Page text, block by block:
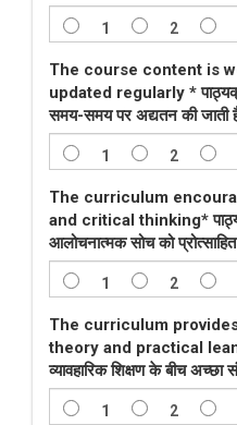
1 2
The course content is
updated regularly *
समय-समय पर अद्यतन की जाती
1 2
The curriculum
and critical thinking*
आलोचनात्मक सोच को
1 2
The curriculum
theory and practical
व्यावहारिक शिक्षण के बीच
1 2